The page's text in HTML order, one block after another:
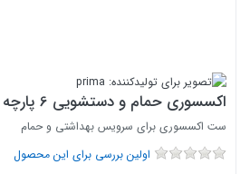
اکسسوری حمام و دستشویی 6 پارچه PRIMA مدل 1203
ست اکسسوری برای سرویس بهداشتی و حمام
اولین بررسی برای این محصول